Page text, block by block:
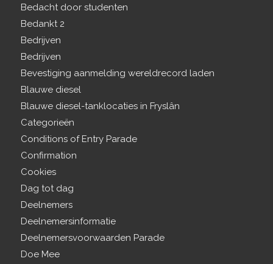
Bedacht door studenten
Bedankt 2
Bedrijven
Bedrijven
Bevestiging aanmelding wereldrecord laden
Blauwe diesel
Blauwe diesel-tanklocaties in Fryslân
Categorieën
Conditions of Entry Parade
Confirmation
Cookies
Dag tot dag
Deelnemers
Deelnemersinformatie
Deelnemersvoorwaarden Parade
Doe Mee